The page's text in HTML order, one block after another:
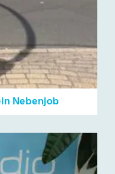
Nebenjob